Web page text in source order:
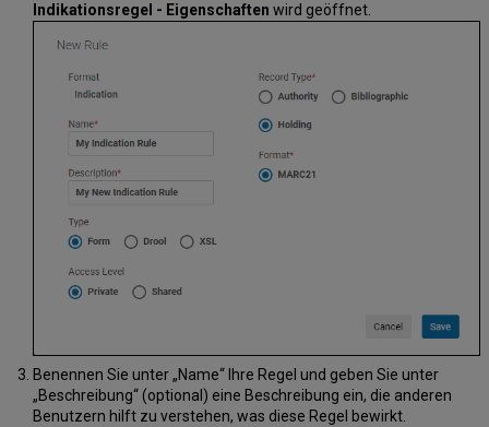
Indikationsregel - Eigenschaften wird geöffnet.
Benennen Sie unter „Name“ Ihre Regel und geben Sie unter
„Beschreibung“ (optional) eine Beschreibung ein, die anderen
Benutzern hilft zu verstehen, was diese Regel bewirkt.